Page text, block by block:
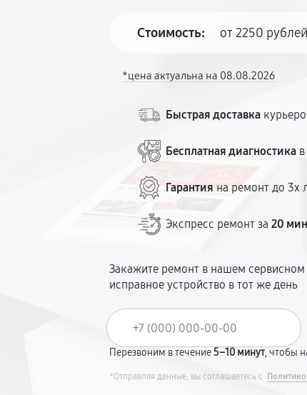
Стоимость: от 2250
*цена актуальна на 08.08.2026
Быстрая доставка
Бесплатная диагностика
Гарантия на ремонт до 3х
Экспресс ремонт за20
Закажите ремонт в нашем
исправное устройство в тот же день
Перезвоним в течение5–10 минут, чтобы
*Отправляя данные, вы соглашаетесь с